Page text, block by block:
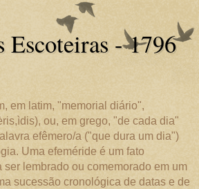
Escoteiras - 1796
em latim, "memorial diário",
ou, em grego, "de cada dia"
efêmero/a ("que dura um dia")
Uma efeméride é um fato
ser lembrado ou comemorado em um
sucessão cronológica de datas e de